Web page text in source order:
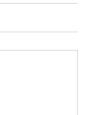
by WPCookiePro